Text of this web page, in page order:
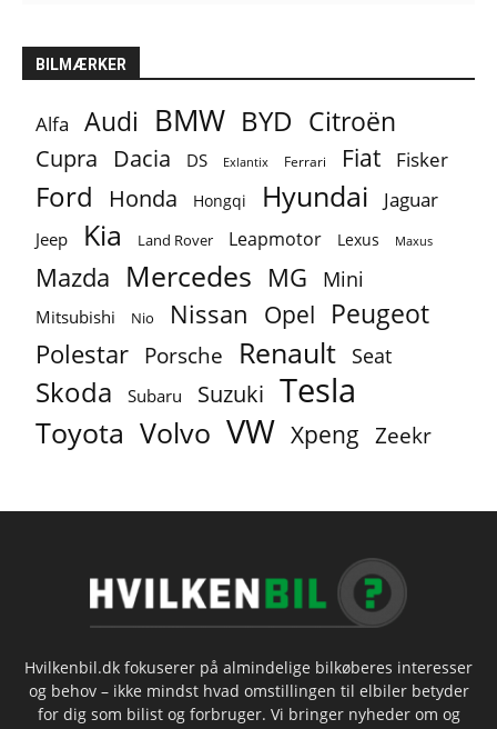
BILMÆRKER
Alfa Audi BMW BYD Citroën
Cupra Dacia DS Exlantix Ferrari Fiat Fisker
Ford Honda Hongqi Hyundai Jaguar
Jeep Kia Land Rover Leapmotor Lexus Maxus
Mazda Mercedes MG Mini
Mitsubishi Nio Nissan Opel Peugeot
Polestar Porsche Renault Seat
Skoda Subaru Suzuki Tesla
Toyota Volvo VW Xpeng Zeekr
Hvilkenbil.dk fokuserer på almindelige bilkøberes interesser
og behov – ikke mindst hvad omstillingen til elbiler betyder
for dig som bilist og forbruger. Vi bringer nyheder om og